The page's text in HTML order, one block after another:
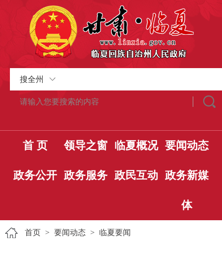
搜全州
首 页 领导之窗 临夏概况 要闻动态
政务公开 政务服务 政民互动 政务新媒
体
首页 > 要闻动态 > 临夏要闻